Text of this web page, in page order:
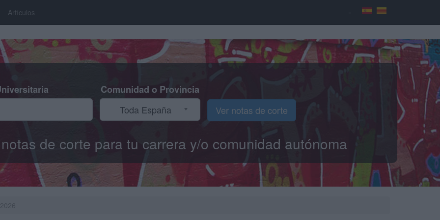
Artículos
Comunidad o Provincia
Toda España
Ver notas de corte
de corte para tu carrera y/o comunidad autónoma